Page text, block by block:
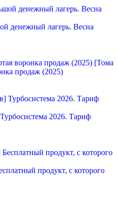
денежный лагерь. Весна
[Тома
продаж (2025)
2026. Тариф
продукт, с которого